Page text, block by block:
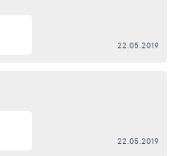
22.05.2019
22.05.2019